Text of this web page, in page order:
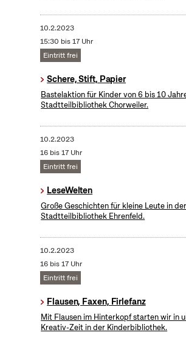
10.2.2023
15:30 bis 17 Uhr
Eintritt frei
Schere, Stift, Papier
Bastelaktion für Kinder von 6 bis 10
Stadtteilbibliothek Chorweiler.
10.2.2023
16 bis 17 Uhr
Eintritt frei
LeseWelten
Große Geschichten für kleine Leute in der
Stadtteilbibliothek Ehrenfeld.
10.2.2023
16 bis 17 Uhr
Eintritt frei
Flausen, Faxen, Firlefanz
Mit Flausen im Hinterkopf starten wir in
Kreativ-Zeit in der Kinderbibliothek.